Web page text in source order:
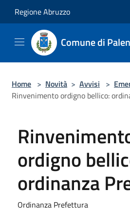
Regione Abruzzo
Comune di
Home > Novità > Avvisi >
Rinvenimento ordigno bellico:
ordigno
ordinanza
Ordinanza Prefettura